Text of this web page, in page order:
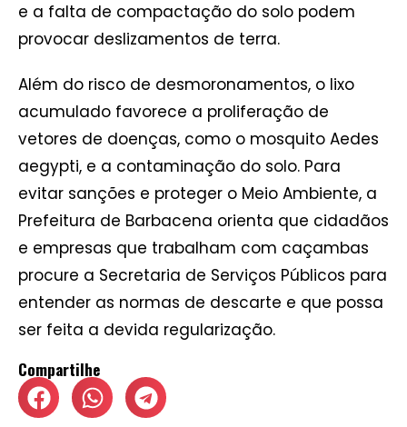
e a falta de compactação do solo podem
provocar deslizamentos de terra.
Além do risco de desmoronamentos, o lixo
acumulado favorece a proliferação de
vetores de doenças, como o mosquito Aedes
aegypti, e a contaminação do solo. Para
evitar sanções e proteger o Meio Ambiente, a
Prefeitura de Barbacena orienta que cidadãos
e empresas que trabalham com caçambas
procure a Secretaria de Serviços Públicos para
entender as normas de descarte e que possa
ser feita a devida regularização.
Compartilhe